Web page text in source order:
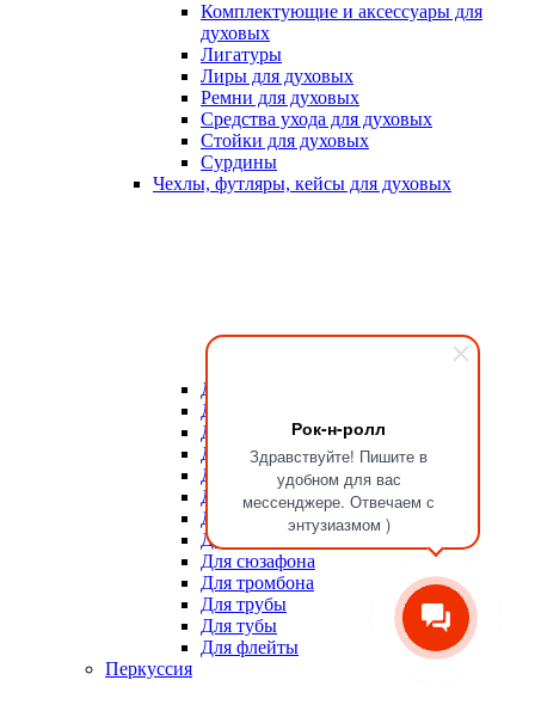
Рок-н-ролл
Здравствуйте! Пишите в
удобном для вас
мессенджере. Отвечаем с
энтузиазмом )
Комплектующие и аксессуары для
духовых
Лигатуры
Лиры для духовых
Ремни для духовых
Средства ухода для духовых
Стойки для духовых
Сурдины
Чехлы, футляры, кейсы для духовых
Для мундштуков
Для тростей
Для альта
Для баритона
Для валторны
Для гобоя
Для кларнета
Для саксофона
Для сюзафона
Для тромбона
Для трубы
Для тубы
Для флейты
Перкуссия